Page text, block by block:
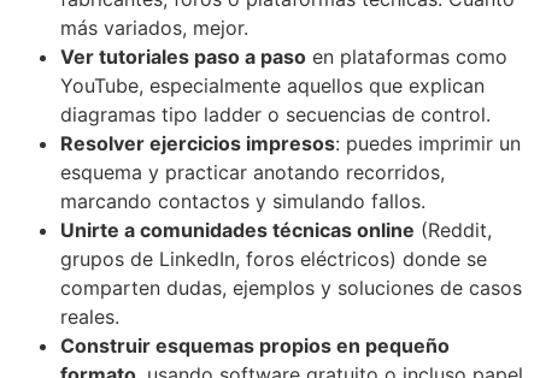
más variados, mejor.
Ver tutoriales paso a paso en plataformas como
YouTube, especialmente aquellos que explican
diagramas tipo ladder o secuencias de control.
Resolver ejercicios impresos: puedes imprimir un
esquema y practicar anotando recorridos,
marcando contactos y simulando fallos.
Unirte a comunidades técnicas online (Reddit,
grupos de LinkedIn, foros eléctricos) donde se
comparten dudas, ejemplos y soluciones de casos
reales.
Construir esquemas propios en pequeño